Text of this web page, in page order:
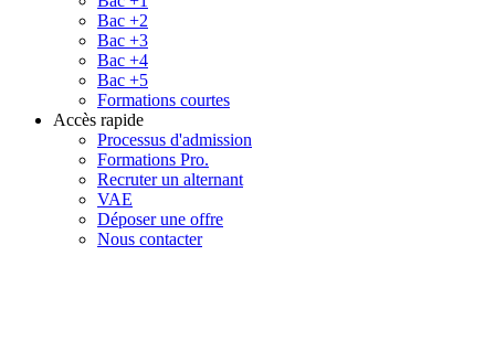
Bac +2
Bac +3
Bac +4
Bac +5
Formations courtes
Accès rapide
Processus d'admission
Formations Pro.
Recruter un alternant
VAE
Déposer une offre
Nous contacter